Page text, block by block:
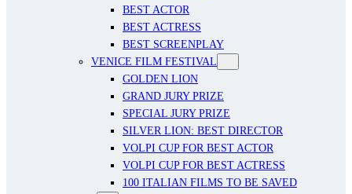
BEST ACTOR
BEST ACTRESS
BEST SCREENPLAY
VENICE FILM FESTIVAL
GOLDEN LION
GRAND JURY PRIZE
SPECIAL JURY PRIZE
SILVER LION: BEST DIRECTOR
VOLPI CUP FOR BEST ACTOR
VOLPI CUP FOR BEST ACTRESS
100 ITALIAN FILMS TO BE SAVED